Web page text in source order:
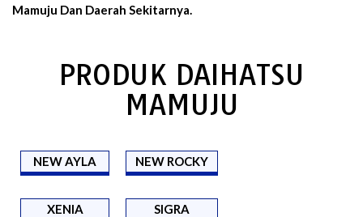
Mamuju Dan Daerah Sekitarnya.
PRODUK DAIHATSU
MAMUJU
NEW AYLA NEW ROCKY
XENIA SIGRA